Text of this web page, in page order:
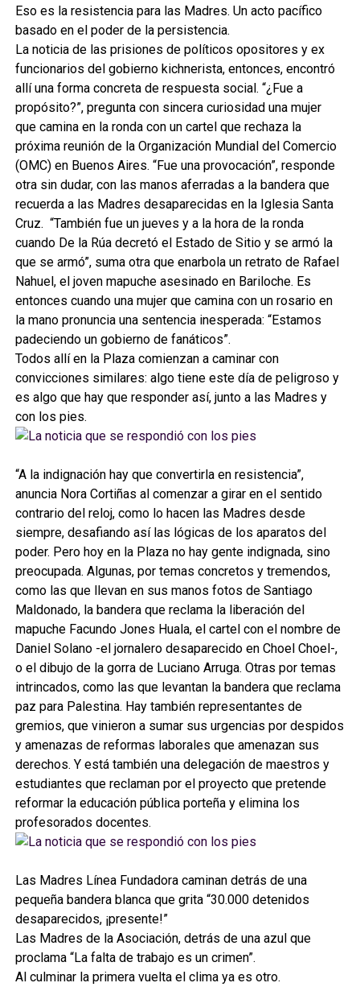
Eso es la resistencia para las Madres. Un acto pacífico
basado en el poder de la persistencia.
La noticia de las prisiones de políticos opositores y ex
funcionarios del gobierno kichnerista, entonces, encontró
allí una forma concreta de respuesta social. “¿Fue a
propósito?”, pregunta con sincera curiosidad una mujer
que camina en la ronda con un cartel que rechaza la
próxima reunión de la Organización Mundial del Comercio
(OMC) en Buenos Aires. “Fue una provocación”, responde
otra sin dudar, con las manos aferradas a la bandera que
recuerda a las Madres desaparecidas en la Iglesia Santa
Cruz. “También fue un jueves y a la hora de la ronda
cuando De la Rúa decretó el Estado de Sitio y se armó la
que se armó”, suma otra que enarbola un retrato de Rafael
Nahuel, el joven mapuche asesinado en Bariloche. Es
entonces cuando una mujer que camina con un rosario en
la mano pronuncia una sentencia inesperada: “Estamos
padeciendo un gobierno de fanáticos”.
Todos allí en la Plaza comienzan a caminar con
convicciones similares: algo tiene este día de peligroso y
es algo que hay que responder así, junto a las Madres y
con los pies.
“A la indignación hay que convertirla en resistencia”,
anuncia Nora Cortiñas al comenzar a girar en el sentido
contrario del reloj, como lo hacen las Madres desde
siempre, desafiando así las lógicas de los aparatos del
poder. Pero hoy en la Plaza no hay gente indignada, sino
preocupada. Algunas, por temas concretos y tremendos,
como las que llevan en sus manos fotos de Santiago
Maldonado, la bandera que reclama la liberación del
mapuche Facundo Jones Huala, el cartel con el nombre de
Daniel Solano -el jornalero desaparecido en Choel Choel-,
o el dibujo de la gorra de Luciano Arruga. Otras por temas
intrincados, como las que levantan la bandera que reclama
paz para Palestina. Hay también representantes de
gremios, que vinieron a sumar sus urgencias por despidos
y amenazas de reformas laborales que amenazan sus
derechos. Y está también una delegación de maestros y
estudiantes que reclaman por el proyecto que pretende
reformar la educación pública porteña y elimina los
profesorados docentes.
Las Madres Línea Fundadora caminan detrás de una
pequeña bandera blanca que grita “30.000 detenidos
desaparecidos, ¡presente!”
Las Madres de la Asociación, detrás de una azul que
proclama “La falta de trabajo es un crimen”.
Al culminar la primera vuelta el clima ya es otro.